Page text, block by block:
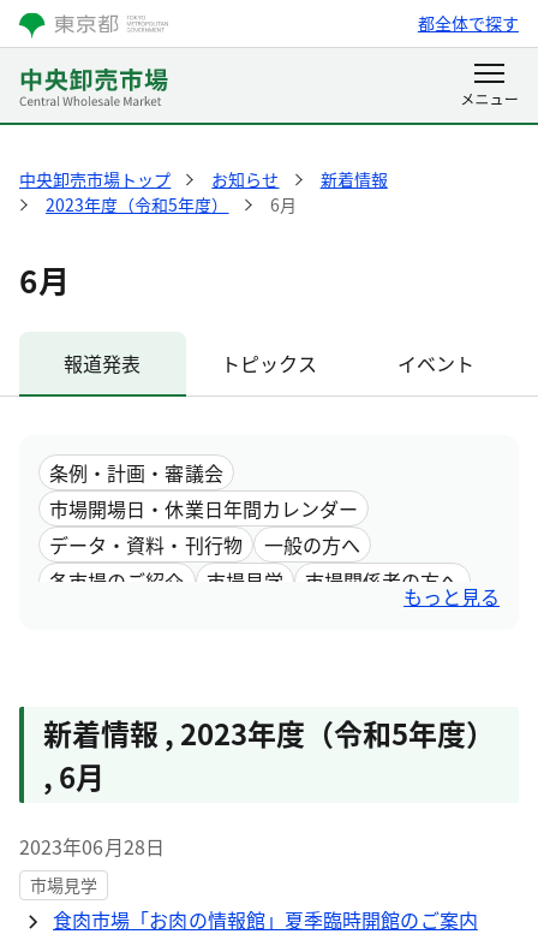
都全体で探す
中央卸売市場トップ お知らせ
新着情報
2023年度（令和5年度）
6月
6月
報道発表 トピックス イベント
条例・計画・審議会
市場開場日・休業日年間カレンダー
データ・資料・刊行物
一般の方へ
各市場のご紹介
市場見学
市場関係者の方へ
もっと見る
新着情報 , 2023年度（令和5年度）
, 6月
2023年06月28日
市場見学
食肉市場「お肉の情報館」夏季臨時開館のご案内